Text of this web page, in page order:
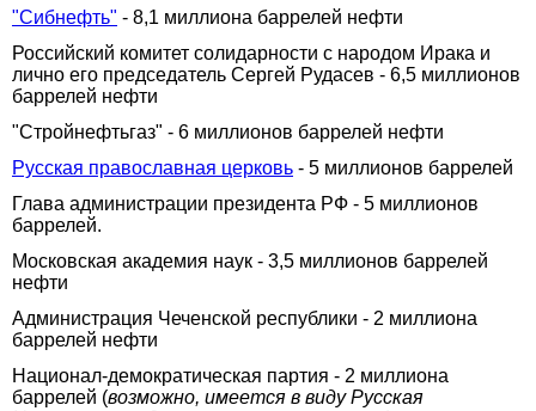
"Сибнефть" - 8,1 миллиона баррелей нефти
Российский комитет солидарности с народом Ирака и
лично его председатель Сергей Рудасев - 6,5 миллионов
баррелей нефти
"Стройнефтьгаз" - 6 миллионов баррелей нефти
Русская православная церковь - 5 миллионов баррелей
Глава администрации президента РФ - 5 миллионов
баррелей.
Московская академия наук - 3,5 миллионов баррелей
нефти
Администрация Чеченской республики - 2 миллиона
баррелей нефти
Национал-демократическая партия - 2 миллиона
баррелей (возможно, имеется в виду Русская